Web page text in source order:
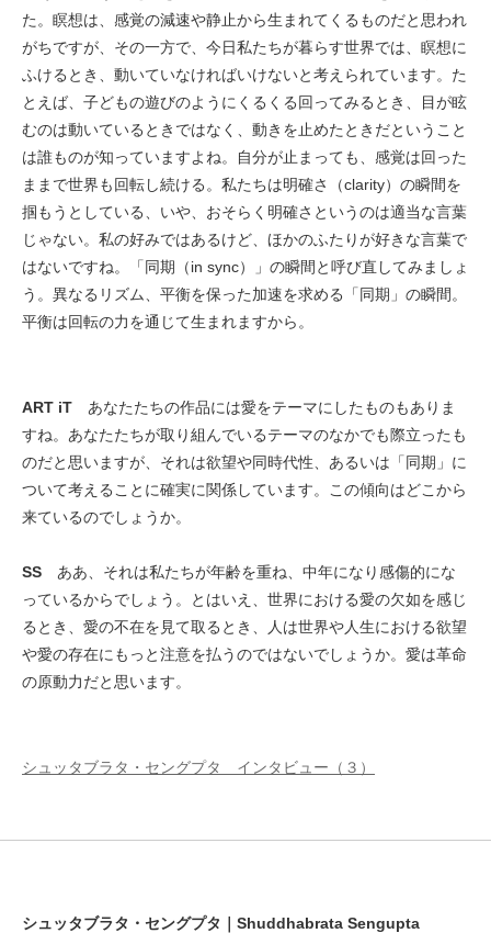
た。瞑想は、感覚の減速や静止から生まれてくるものだと思われ
がちですが、その一方で、今日私たちが暮らす世界では、瞑想に
ふけるとき、動いていなければいけないと考えられています。た
とえば、子どもの遊びのようにくるくる回ってみるとき、目が眩
むのは動いているときではなく、動きを止めたときだということ
は誰ものが知っていますよね。自分が止まっても、感覚は回った
ままで世界も回転し続ける。私たちは明確さ（clarity）の瞬間を
掴もうとしている、いや、おそらく明確さというのは適当な言葉
じゃない。私の好みではあるけど、ほかのふたりが好きな言葉で
はないですね。「同期（in sync）」の瞬間と呼び直してみましょ
う。異なるリズム、平衡を保った加速を求める「同期」の瞬間。
平衡は回転の力を通じて生まれますから。
ART iT あなたたちの作品には愛をテーマにしたものもありま
すね。あなたたちが取り組んでいるテーマのなかでも際立ったも
のだと思いますが、それは欲望や同時代性、あるいは「同期」に
ついて考えることに確実に関係しています。この傾向はどこから
来ているのでしょうか。
SS ああ、それは私たちが年齢を重ね、中年になり感傷的にな
っているからでしょう。とはいえ、世界における愛の欠如を感じ
るとき、愛の不在を見て取るとき、人は世界や人生における欲望
や愛の存在にもっと注意を払うのではないでしょうか。愛は革命
の原動力だと思います。
シュッタブラタ・セングプタ インタビュー（３）
シュッタブラタ・セングプタ｜Shuddhabrata Sengupta